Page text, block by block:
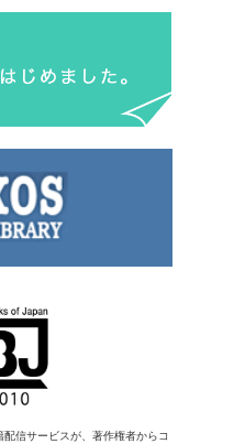
信サービスが、著作権者からコ